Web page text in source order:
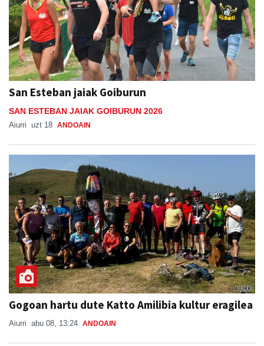
San Esteban jaiak Goiburun
SAN ESTEBAN JAIAK GOIBURUN 2026
Aiurri uzt 18 ANDOAIN
Gogoan hartu dute Katto Amilibia kultur eragilea
Aiurri abu 08, 13:24 ANDOAIN